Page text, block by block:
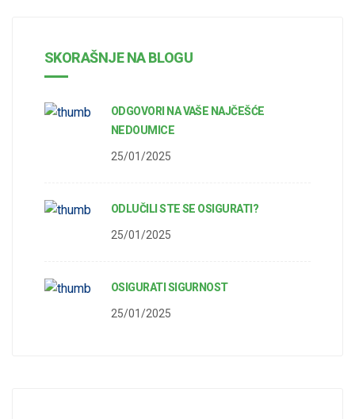
SKORAŠNJE NA BLOGU
ODGOVORI NA VAŠE NAJČEŠĆE
NEDOUMICE
25/01/2025
ODLUČILI STE SE OSIGURATI?
25/01/2025
OSIGURATI SIGURNOST
25/01/2025